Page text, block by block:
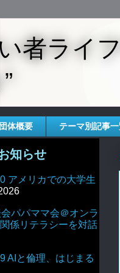
者ライ
体概要 テーマ別記事
知らせ
アメリカでの大学生
パパママ会＠オンラ
係リテラシーを対話
AIと倫理、はじまる